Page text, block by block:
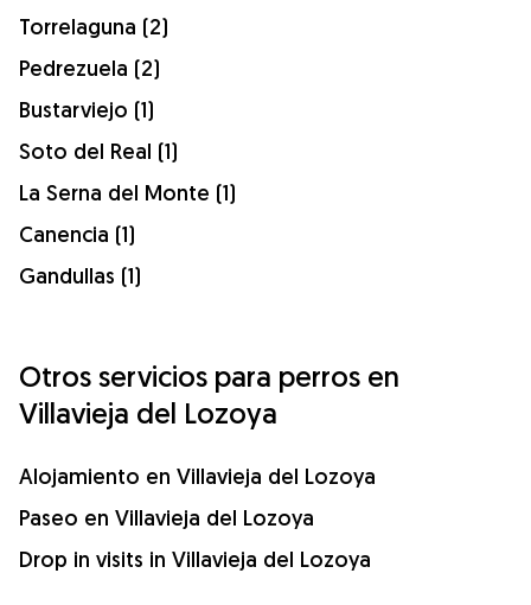
Torrelaguna (2)
Pedrezuela (2)
Bustarviejo (1)
Soto del Real (1)
La Serna del Monte (1)
Canencia (1)
Gandullas (1)
Otros servicios para perros en
Villavieja del Lozoya
Alojamiento en Villavieja del Lozoya
Paseo en Villavieja del Lozoya
Drop in visits in Villavieja del Lozoya